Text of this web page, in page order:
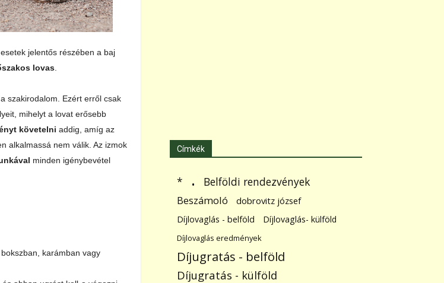
jelentős részében a baj
lovas
szakirodalom. Ezért erről csak
mihelyt a lovat erősebb
követelni addig, amíg az
alkalmassá nem válik. Az izmok
minden igénybevétel
karámban vagy
Címkék
* . Belföldi rendezvények
Beszámoló dobrovitz józsef
Díjlovaglás - belföld Díjlovaglás- külföld
Díjlovaglás eredmények
Díjugratás - belföld
Díjugratás - külföld